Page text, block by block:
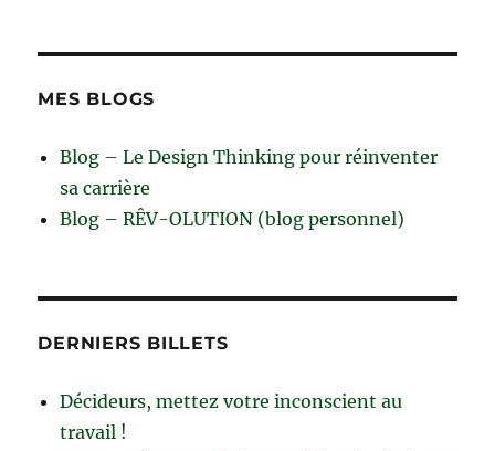
MES BLOGS
Blog – Le Design Thinking pour réinventer
sa carrière
Blog – RÊV-OLUTION (blog personnel)
DERNIERS BILLETS
Décideurs, mettez votre inconscient au
travail !